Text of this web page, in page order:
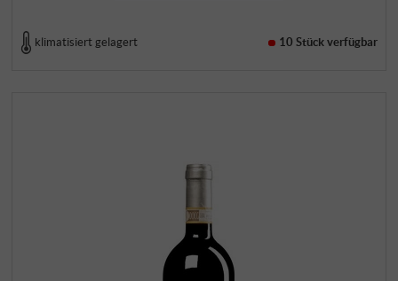
klimatisiert gelagert 10 Stückverfügbar